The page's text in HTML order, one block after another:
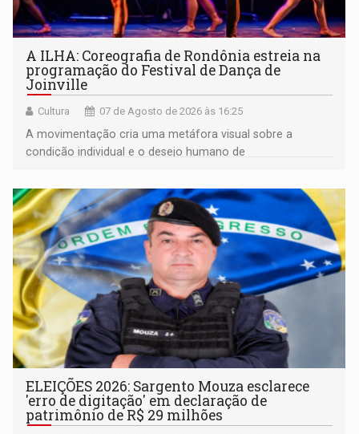
A ILHA: Coreografia de Rondônia estreia na
programação do Festival de Dança de
Joinville
Cultura 07 de Agosto de 2026 às 16:25
A movimentação cria uma metáfora visual sobre a
condição individual e o desejo humano de
ELEIÇÕES 2026: Sargento Mouza esclarece
'erro de digitação' em declaração de
patrimônio de R$ 29 milhões